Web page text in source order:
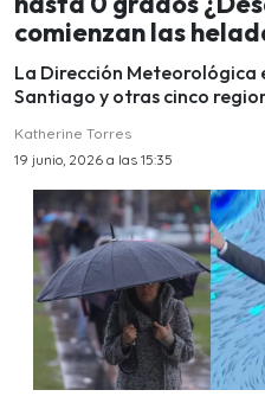
comienzan las
La Dirección
Santiago y otras cinco
Katherine Torres
19 junio, 2026 a las 15:35